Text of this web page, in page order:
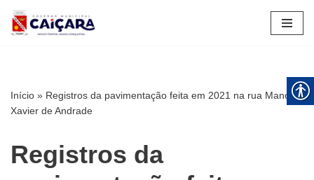
Pular
Início » Registros da pavimentação feita em 2021 na rua Manoel
Xavier de Andrade
Registros da